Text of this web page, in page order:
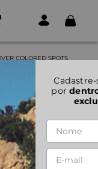
COLORED SPOTS
COLORED
por